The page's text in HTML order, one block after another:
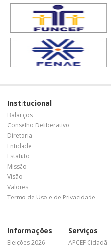
Institucional
Balanços
Conselho Deliberativo
Diretoria
Entidade
Estatuto
Missão
Visão
Valores
Termo de Uso e de Privacidade
Informações
Eleições 2026
Serviços
APCEF Cidadã